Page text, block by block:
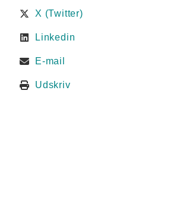
X (Twitter)
Linkedin
E-mail
Udskriv